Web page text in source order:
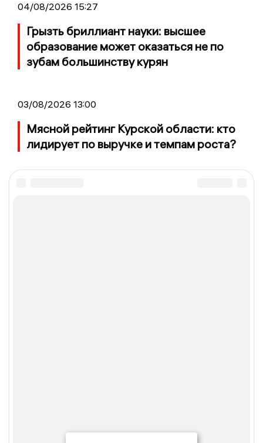
04/08/2026 15:27
Грызть бриллиант науки: высшее
образование может оказаться не по
зубам большинству курян
03/08/2026 13:00
Мясной рейтинг Курской области: кто
лидирует по выручке и темпам роста?